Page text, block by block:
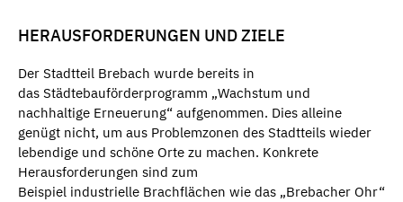
HERAUSFORDERUNGEN UND ZIELE
Der Stadtteil Brebach wurde bereits in
das Städtebauförderprogramm „Wachstum und
nachhaltige Erneuerung“ aufgenommen. Dies alleine
genügt nicht, um aus Problemzonen des Stadtteils wieder
lebendige und schöne Orte zu machen. Konkrete
Herausforderungen sind zum
Beispiel industrielle Brachflächen wie das „Brebacher Ohr“